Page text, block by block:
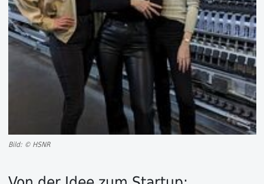
Bild: © HSNR